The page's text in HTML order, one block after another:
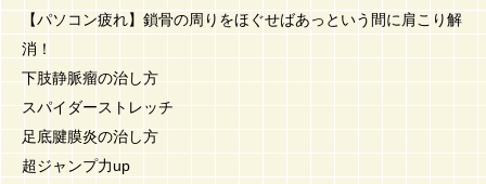
【パソコン疲れ】鎖骨の周りをほぐせばあっという間に肩こり解
消！
下肢静脈瘤の治し方
スパイダーストレッチ
足底腱膜炎の治し方
超ジャンプ力up